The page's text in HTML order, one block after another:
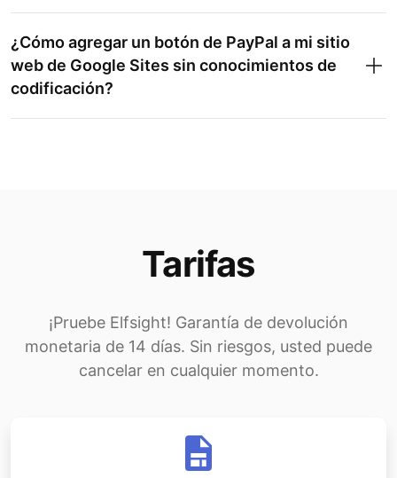
¿Cómo agregar un botón de PayPal a mi sitio
web de Google Sites sin conocimientos de
codificación?
Tarifas
¡Pruebe Elfsight! Garantía de devolución
monetaria de 14 días. Sin riesgos, usted puede
cancelar en cualquier momento.